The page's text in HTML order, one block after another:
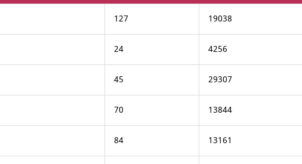
127 19038
24 4256
45 29307
70 13844
84 13161